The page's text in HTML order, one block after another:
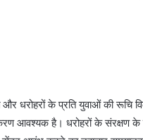
और धरोहरों के प्रति युवाओं की
आवश्यक है। धरोहरों के संरक्षण के